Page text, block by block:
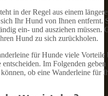
in der Regel aus einem
Ihr Hund von Ihnen entfernt.
ein- und ausziehen
Hund zu sich zurückholen.
für Hunde viele
Im Folgenden
ob eine Wanderleine für